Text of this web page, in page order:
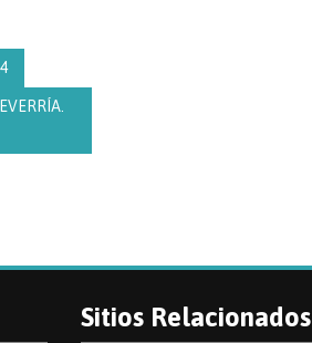
Sitios Relacionados